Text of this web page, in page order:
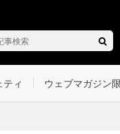
ィ ウェブマガジン